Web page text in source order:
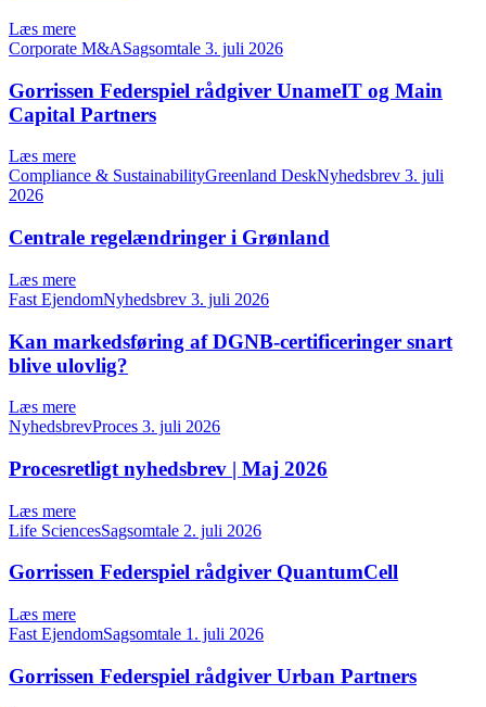
Læs mere
Corporate M&ASagsomtale 3. juli 2026
Gorrissen Federspiel rådgiver UnameIT og Main
Capital Partners
Læs mere
Compliance & SustainabilityGreenland DeskNyhedsbrev 3. juli
2026
Centrale regelændringer i Grønland
Læs mere
Fast EjendomNyhedsbrev 3. juli 2026
Kan markedsføring af DGNB-certificeringer snart
blive ulovlig?
Læs mere
NyhedsbrevProces 3. juli 2026
Procesretligt nyhedsbrev | Maj 2026
Læs mere
Life SciencesSagsomtale 2. juli 2026
Gorrissen Federspiel rådgiver QuantumCell
Læs mere
Fast EjendomSagsomtale 1. juli 2026
Gorrissen Federspiel rådgiver Urban Partners